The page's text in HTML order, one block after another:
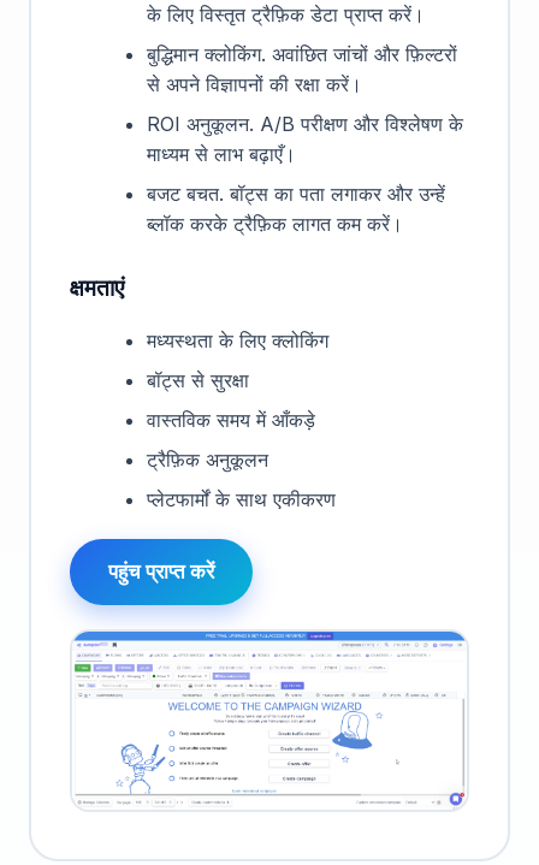
के लिए विस्तृत ट्रैफ़िक डेटा प्राप्त करें।
बुद्धिमान क्लोकिंग. अवांछित जांचों और फ़िल्टरों
से अपने विज्ञापनों की रक्षा करें।
ROI अनुकूलन. A/B परीक्षण और विश्लेषण के
माध्यम से लाभ बढ़ाएँ।
बजट बचत. बॉट्स का पता लगाकर और उन्हें
ब्लॉक करके ट्रैफ़िक लागत कम करें।
क्षमताएं
मध्यस्थता के लिए क्लोकिंग
बॉट्स से सुरक्षा
वास्तविक समय में आँकड़े
ट्रैफ़िक अनुकूलन
प्लेटफार्मों के साथ एकीकरण
पहुंच प्राप्त करें